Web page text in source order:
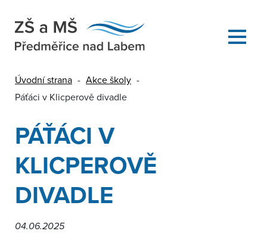
Úvodní strana - Akce školy -
Páťáci v Klicperově divadle
PÁŤÁCI V
KLICPEROVĚ
DIVADLE
04.06.2025